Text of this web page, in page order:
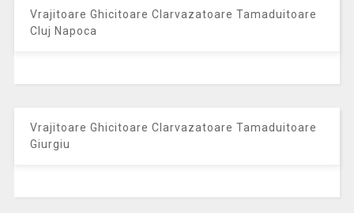
Vrajitoare Ghicitoare Clarvazatoare Tamaduitoare
Cluj Napoca
Vrajitoare Ghicitoare Clarvazatoare Tamaduitoare
Giurgiu